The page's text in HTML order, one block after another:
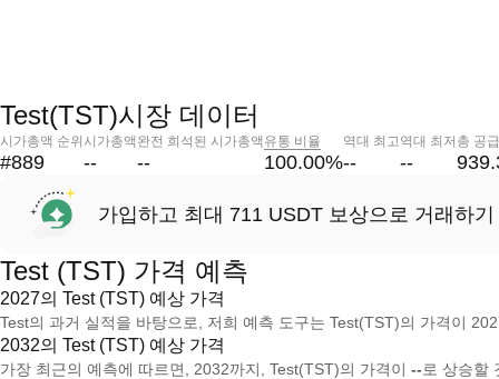
Test(TST)시장 데이터
시가총액 순위
#889
시가총액
--
완전 희석된 시가총액
--
유통 비율
100.00%
역대 최고
--
역대 최저
--
총 공
가입하고 최대 711 USDT 보상으로 거래하기
Test (TST) 가격 예측
2027의 Test (TST) 예상 가격
Test의 과거 실적을 바탕으로, 저희 예측 도구는 Test(TST)의 가격이
2032의 Test (TST) 예상 가격
가장 최근의 예측에 따르면, 2032까지, Test(TST)의 가격이 --로 상승할